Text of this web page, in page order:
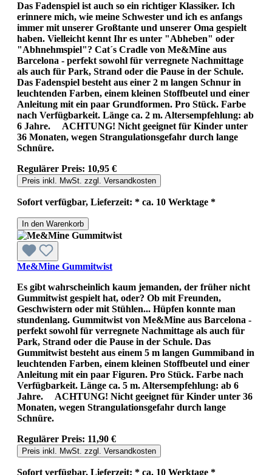
Das Fadenspiel ist auch so ein richtiger Klassiker. Ich
erinnere mich, wie meine Schwester und ich es anfangs
immer mit unserer Großtante und unserer Oma gespielt
haben. Vielleicht kennt Ihr es unter "Abheben" oder
"Abhnehmspiel"? Cat´s Cradle von Me&Mine aus
Barcelona - perfekt sowohl für verregnete Nachmittage
als auch für Park, Strand oder die Pause in der Schule.
Das Fadenspiel besteht aus einer 2 m langen Schnur in
leuchtenden Farben, einem kleinen Stoffbeutel und einer
Anleitung mit ein paar Grundformen. Pro Stück. Farbe
nach Verfügbarkeit. Länge ca. 2 m. Altersempfehlung: ab
6 Jahre. ACHTUNG! Nicht geeignet für Kinder unter
36 Monaten, wegen Strangulationsgefahr durch lange
Schnüre.
Regulärer Preis: 10,95 €
Preis inkl. MwSt. zzgl. Versandkosten
Sofort verfügbar, Lieferzeit: * ca. 10 Werktage *
In den Warenkorb
Me&Mine Gummitwist
Es gibt wahrscheinlich kaum jemanden, der früher nicht
Gummitwist gespielt hat, oder? Ob mit Freunden,
Geschwistern oder mit Stühlen... Hüpfen konnte man
stundenlang. Gummitwist von Me&Mine aus Barcelona -
perfekt sowohl für verregnete Nachmittage als auch für
Park, Strand oder die Pause in der Schule. Das
Gummitwist besteht aus einem 5 m langen Gummiband in
leuchtenden Farben, einem kleinen Stoffbeutel und einer
Anleitung mit ein paar Figuren. Pro Stück. Farbe nach
Verfügbarkeit. Länge ca. 5 m. Altersempfehlung: ab 6
Jahre. ACHTUNG! Nicht geeignet für Kinder unter 36
Monaten, wegen Strangulationsgefahr durch lange
Schnüre.
Regulärer Preis: 11,90 €
Preis inkl. MwSt. zzgl. Versandkosten
Sofort verfügbar, Lieferzeit: * ca. 10 Werktage *